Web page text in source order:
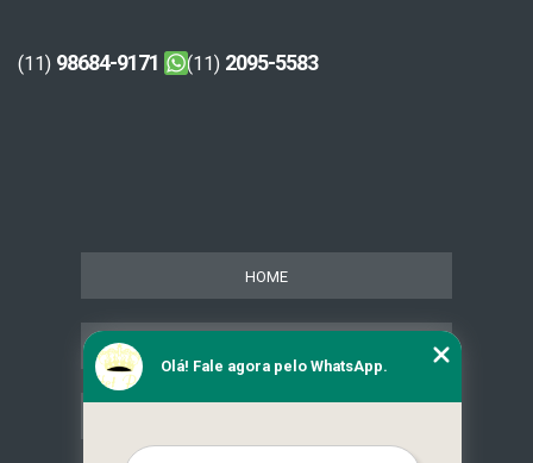
(11) 98684-9171 (11) 2095-5583
HOME
Olá! Fale agora pelo WhatsApp.